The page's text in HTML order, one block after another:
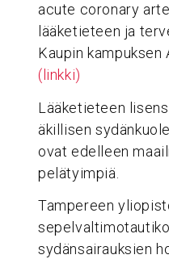
acute coronary
lääketieteen ja
Kaupin
(linkki)
Lääketieteen
äkillisen
ovat edelleen
pelätyimpiä.
Tampereen
sydänsairauksien